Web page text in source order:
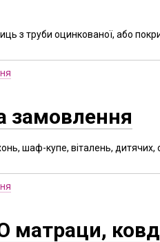
з труби оцинкованої, або
замовлення
шаф-купе, віталень, дитячих,